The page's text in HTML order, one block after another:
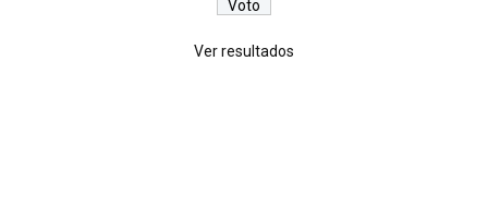
Ver resultados